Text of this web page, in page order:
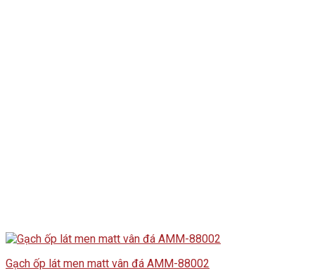
Gạch ốp lát men matt vân đá AMM-88002